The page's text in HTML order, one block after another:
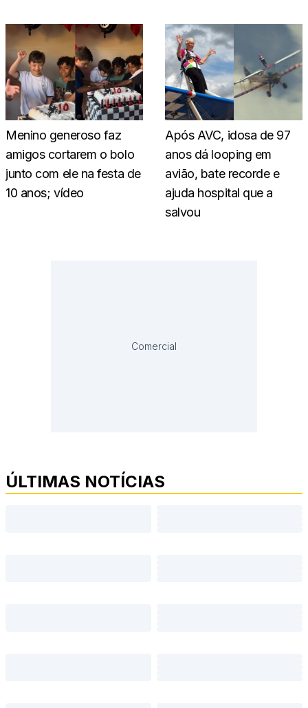
Menino generoso faz
amigos cortarem o bolo
junto com ele na festa de
10 anos; vídeo
Após AVC, idosa de 97
anos dá looping em
avião, bate recorde e
ajuda hospital que a
salvou
Comercial
ÚLTIMAS NOTÍCIAS